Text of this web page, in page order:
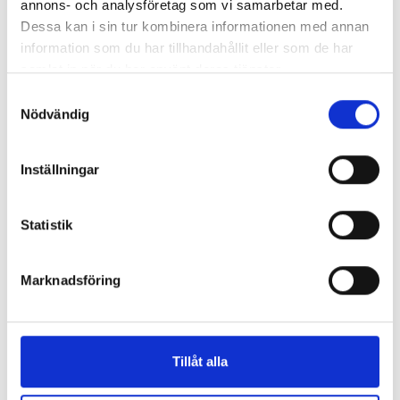
annons- och analysföretag som vi samarbetar med.
Dessa kan i sin tur kombinera informationen med annan
information som du har tillhandahållit eller som de har
samlat in när du har använt deras tjänster.
Nödvändig
Inställningar
Statistik
Marknadsföring
Tillåt alla
REPORTAGE
”Valåret känns som att sprinta ett
En välfylld telefonbok och foträta skor – två